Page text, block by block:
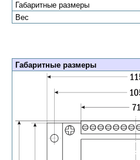
Габаритные размеры
Вес
Габаритные размеры